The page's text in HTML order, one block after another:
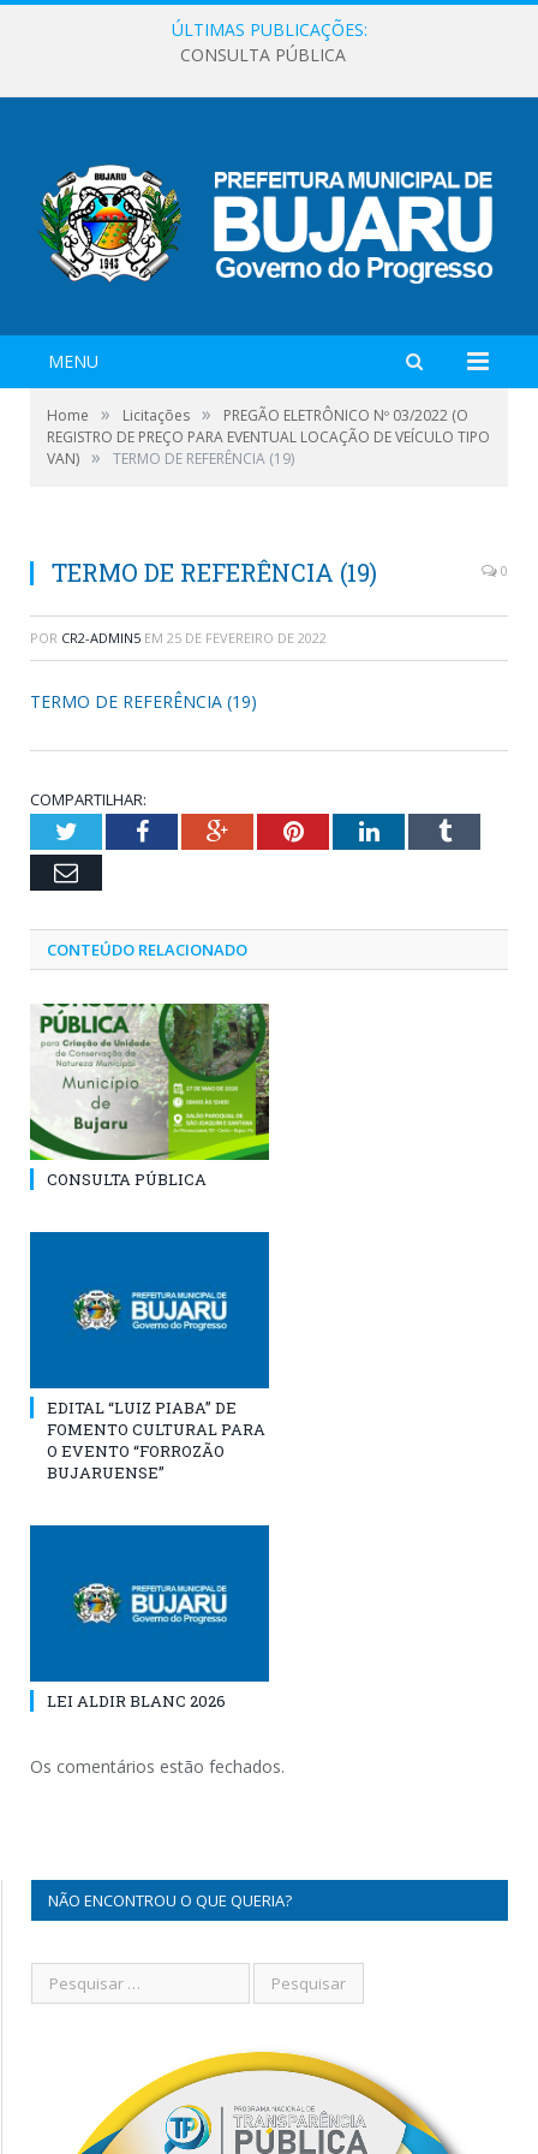
ÚLTIMAS PUBLICAÇÕES:
CONSULTA PÚBLICA
MENU
Home » Licitações »
PREGÃO ELETRÔNICO Nº 03/2022 (O
REGISTRO DE PREÇO PARA EVENTUAL LOCAÇÃO DE VEÍCULO TIPO
VAN) » TERMO DE REFERÊNCIA (19)
TERMO DE REFERÊNCIA (19) 0
POR CR2-ADMIN5 EM 25 DE FEVEREIRO DE 2022
TERMO DE REFERÊNCIA (19)
COMPARTILHAR:
TwitterFacebookGoogle+PinterestLinkedInTumblr
Email
CONTEÚDO RELACIONADO
CONSULTA PÚBLICA
EDITAL “LUIZ PIABA” DE
FOMENTO CULTURAL PARA
O EVENTO “FORROZÃO
BUJARUENSE”
LEI ALDIR BLANC 2026
Os comentários estão fechados.
NÃO ENCONTROU O QUE QUERIA?